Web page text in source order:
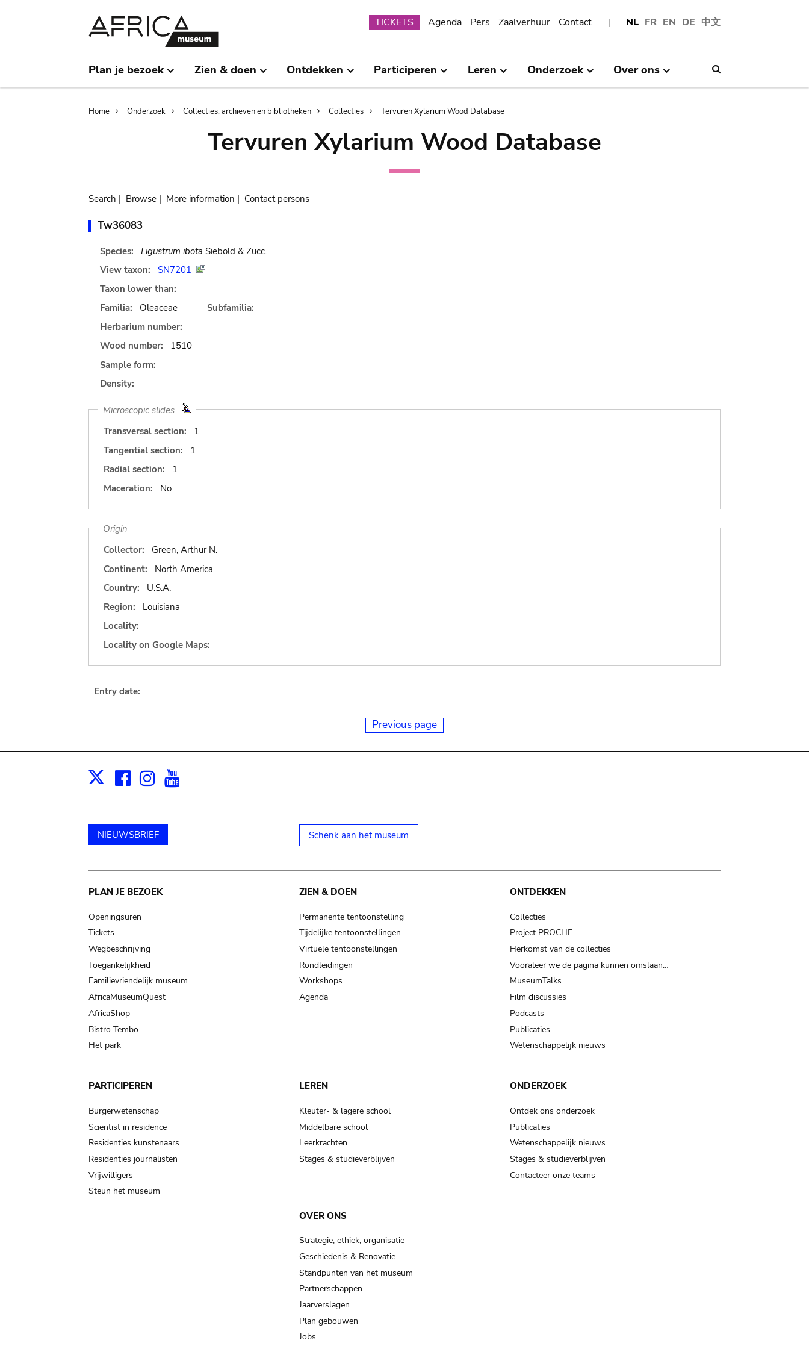
NL FR EN DE 中文
Submenu
TICKETS Agenda Pers Zaalverhuur Contact
Plan je bezoek Zien & doen Ontdekken Participeren Leren Onderzoek Over ons
Breadcrumb
Home Onderzoek Collecties, archieven en bibliotheken Collecties Tervuren Xylarium Wood Database
Tervuren Xylarium Wood Database
Search | Browse | More information | Contact persons
Tw36083
Species: Ligustrum ibota Siebold & Zucc.
View taxon:
SN7201
Taxon lower than:
Familia:
Oleaceae
Subfamilia:
Herbarium number:
Wood number:
1510
Sample form:
Density:
Microscopic slides
Transversal section:
1
Tangential section:
1
Radial section:
1
Maceration:
No
Origin
Collector:
Green, Arthur N.
Continent:
North America
Country:
U.S.A.
Region:
Louisiana
Locality:
Locality on Google Maps:
Entry date:
Previous page
X Facebook
Instagram
NIEUWSBRIEF Schenk aan het museum
Main
navigation
PLAN JE BEZOEK
Openingsuren
Tickets
Wegbeschrijving
Toegankelijkheid
Familievriendelijk museum
AfricaMuseumQuest
AfricaShop
Bistro Tembo
Het park
ZIEN & DOEN
Permanente tentoonstelling
Tijdelijke tentoonstellingen
Virtuele tentoonstellingen
Rondleidingen
Workshops
Agenda
ONTDEKKEN
Collecties
Project PROCHE
Herkomst van de collecties
Vooraleer we de pagina kunnen omslaan…
MuseumTalks
Film discussies
Podcasts
Publicaties
Wetenschappelijk nieuws
PARTICIPEREN
Burgerwetenschap
Scientist in residence
Residenties kunstenaars
Residenties journalisten
Vrijwilligers
Steun het museum
LEREN
Kleuter- & lagere school
Middelbare school
Leerkrachten
Stages & studieverblijven
ONDERZOEK
Ontdek ons onderzoek
Publicaties
Wetenschappelijk nieuws
Stages & studieverblijven
Contacteer onze teams
OVER ONS
Strategie, ethiek, organisatie
Geschiedenis & Renovatie
Standpunten van het museum
Partnerschappen
Jaarverslagen
Plan gebouwen
Jobs